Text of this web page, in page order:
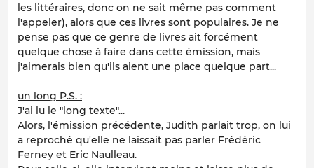
les littéraires, donc on ne sait même pas comment
l'appeler), alors que ces livres sont populaires. Je ne
pense pas que ce genre de livres ait forcément
quelque chose à faire dans cette émission, mais
j'aimerais bien qu'ils aient une place quelque part...
un long P.S. :
J'ai lu le "long texte"...
Alors, l'émission précédente, Judith parlait trop, on lui
a reproché qu'elle ne laissait pas parler Frédéric
Ferney et Eric Naulleau.